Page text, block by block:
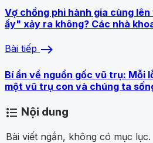
Vợ chồng phi hành gia cùng
ấy" xảy ra không? Các nhà
Bài tiếp east
Bí ẩn về nguồn gốc vũ trụ: Mỗi
một vũ trụ con và chúng ta
format_list_bulleted Nội dung
Bài viết ngắn, không có mục lục.